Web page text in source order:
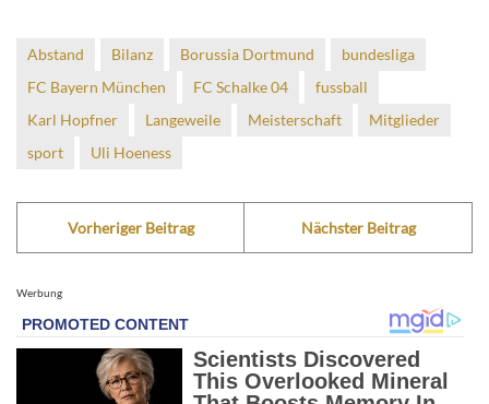
Abstand Bilanz Borussia Dortmund
bundesliga
FC Bayern München
FC Schalke 04
fussball
Karl Hopfner
Langeweile Meisterschaft
Mitglieder
sport
Uli Hoeness
Vorheriger Beitrag Nächster Beitrag
Werbung